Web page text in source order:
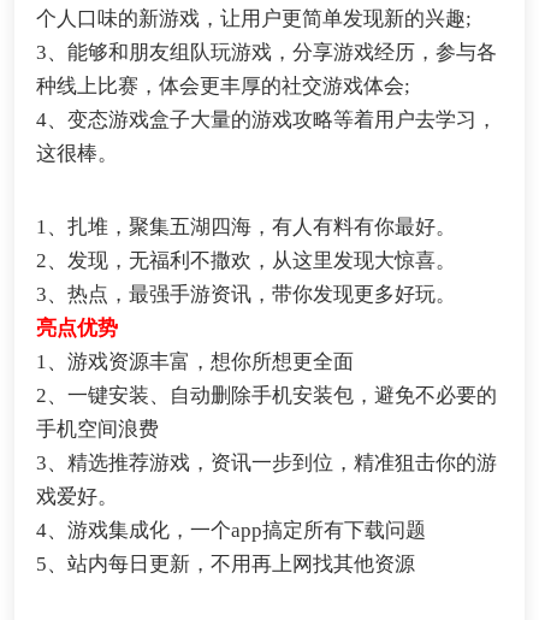
个人口味的新游戏，让用户更简单发现新的兴趣;
3、能够和朋友组队玩游戏，分享游戏经历，参与各
种线上比赛，体会更丰厚的社交游戏体会;
4、变态游戏盒子大量的游戏攻略等着用户去学习，
这很棒。
1、扎堆，聚集五湖四海，有人有料有你最好。
2、发现，无福利不撒欢，从这里发现大惊喜。
3、热点，最强手游资讯，带你发现更多好玩。
亮点优势
1、游戏资源丰富，想你所想更全面
2、一键安装、自动删除手机安装包，避免不必要的
手机空间浪费
3、精选推荐游戏，资讯一步到位，精准狙击你的游
戏爱好。
4、游戏集成化，一个app搞定所有下载问题
5、站内每日更新，不用再上网找其他资源